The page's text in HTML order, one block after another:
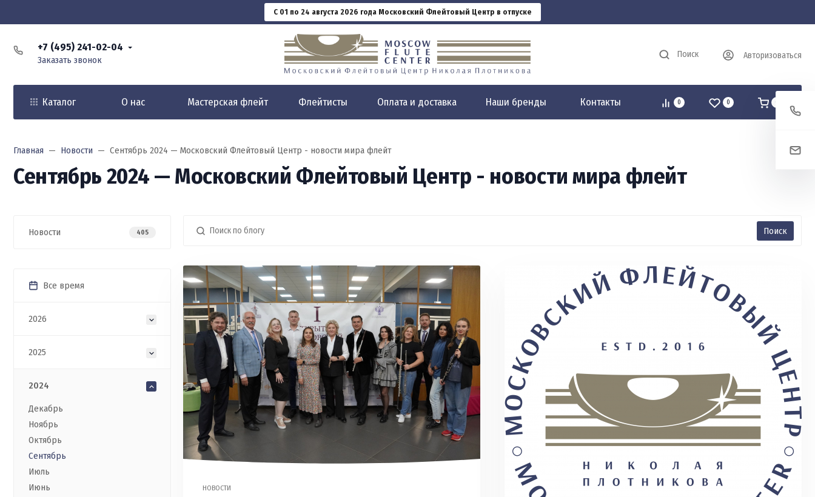
С 01 по 24 августа 2026 года Московский Флейтовый Центр в отпуске
+7 (495) 241-02-04
Заказать звонок
Поиск Авторизоваться
Каталог О нас Мастерская флейт Флейтисты Оплата и доставка Наши бренды Контакты 0 0
Главная Новости Сентябрь 2024 — Московский Флейтовый Центр - новости мира флейт
Сентябрь 2024 — Московский Флейтовый Центр - новости мира флейт
Новости 405
Все время
2026
2025
2024
Декабрь
Ноябрь
Октябрь
Сентябрь
Июль
Июнь
Поиск
НОВОСТИ